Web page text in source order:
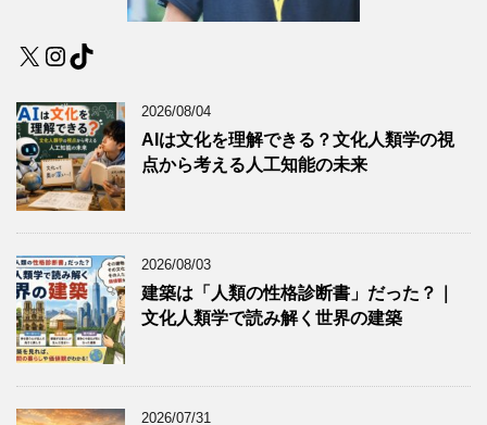
X Instagram
TikTok
2026/08/04
AIは文化を理解できる？文化人類学の視
点から考える人工知能の未来
2026/08/03
建築は「人類の性格診断書」だった？｜
文化人類学で読み解く世界の建築
2026/07/31